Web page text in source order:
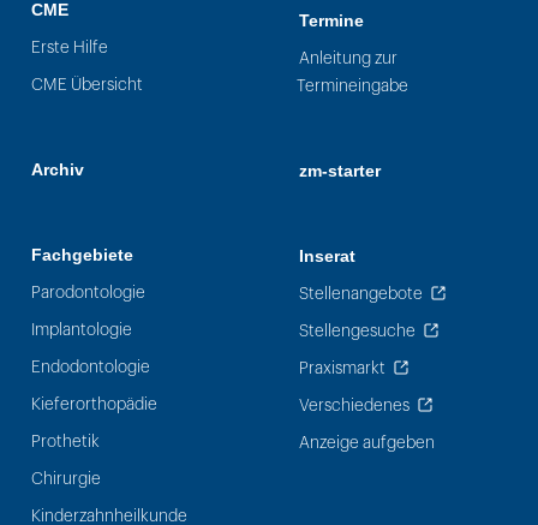
CME
Erste Hilfe
CME Übersicht
Archiv
Fachgebiete
Parodontologie
Implantologie
Endodontologie
Kieferorthopädie
Prothetik
Chirurgie
Kinderzahnheilkunde
Termine
Anleitung zur
Termineingabe
zm-starter
Inserat
Stellenangebote
Stellengesuche
Praxismarkt
Verschiedenes
Anzeige aufgeben